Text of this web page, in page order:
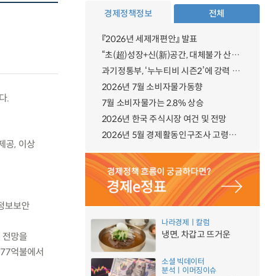
.
공, 이상
보보안
망을
억불에서
경제정책정보 전체
『2026년 세제개편안』 발표
“초(超)성장+신(新)공간, 대체불가 산업강국”
과기정통부, ‘누누티비 시즌2’에 강력 대응 의지 밝혀
2026년 7월 소비자물가동향
7월 소비자물가는 2.8% 상승
2026년 한국 주식시장 여건 및 전망
2026년 5월 경제활동인구조사 고령층 부가조사 결과
나라경제ㅣ칼럼
냉면, 차갑고 뜨거운
소셜 빅데이터
분석ㅣ이머징이슈